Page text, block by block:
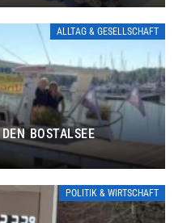
ALLTAG & GESELLSCHAFT
BOSTALSEE
POLITIK & WIRTSCHAFT